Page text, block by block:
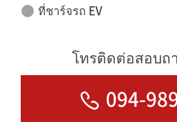
ที่ชาร์จรถ EV
โทรติดต่อสอบถ
094-